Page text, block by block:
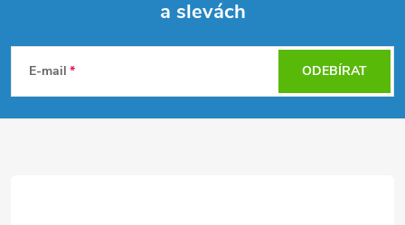
p
a slevách
E-mail ODEBÍRAT